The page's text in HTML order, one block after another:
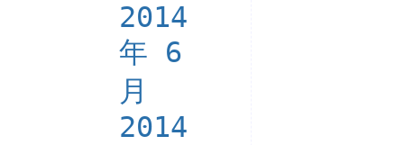
2014
年 6
月
2014